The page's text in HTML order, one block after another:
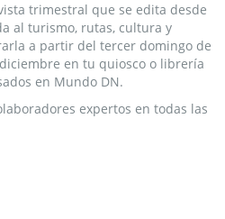
trimestral que se edita desde
al turismo, rutas, cultura y
a partir del tercer domingo de
en tu quiosco o librería
en Mundo DN.
expertos en todas las